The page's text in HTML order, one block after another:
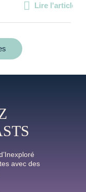
Lire l'article
avec des